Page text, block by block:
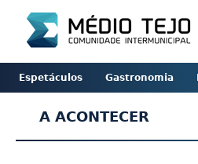
Espetáculos Gastronomia
A ACONTECER